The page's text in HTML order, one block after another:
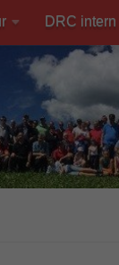
DRC intern